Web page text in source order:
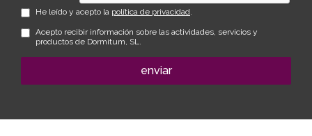
He leído y acepto la política de privacidad.
Acepto recibir información sobre las actividades, servicios y
productos de Dormitum, SL.
enviar